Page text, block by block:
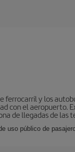
ferrocarril y los
con el aeropuerto.
de llegadas de las
uso público de